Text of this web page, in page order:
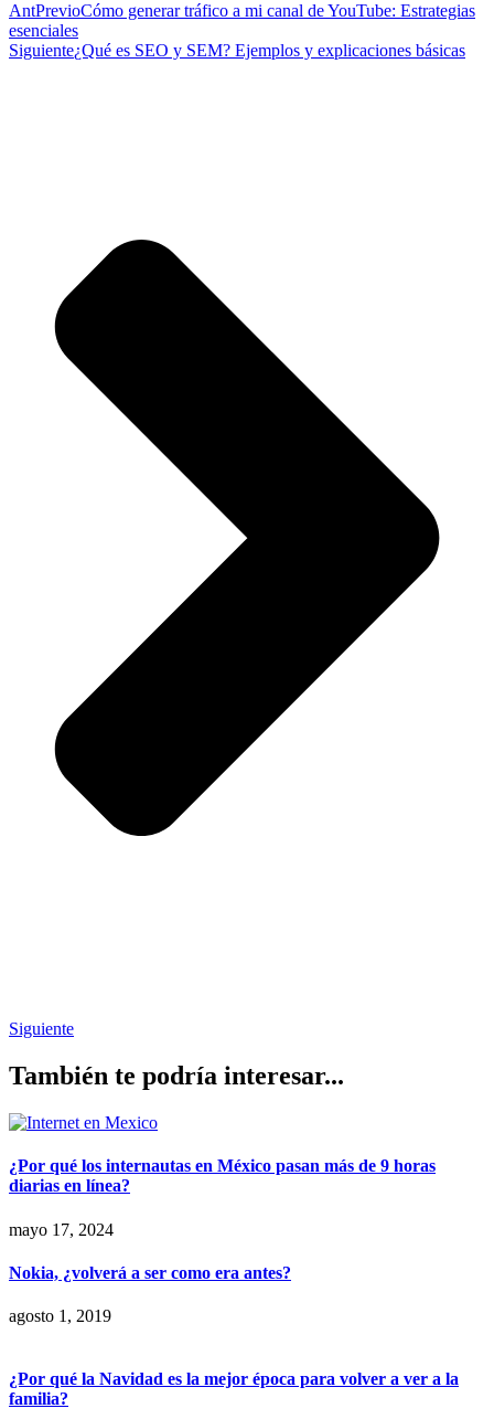
AntPrevioCómo generar tráfico a mi canal de YouTube: Estrategias
esenciales
Siguiente¿Qué es SEO y SEM? Ejemplos y explicaciones básicas
Siguiente
También te podría interesar...
¿Por qué los internautas en México pasan más de 9 horas
diarias en línea?
mayo 17, 2024
Nokia, ¿volverá a ser como era antes?
agosto 1, 2019
¿Por qué la Navidad es la mejor época para volver a ver a la
familia?